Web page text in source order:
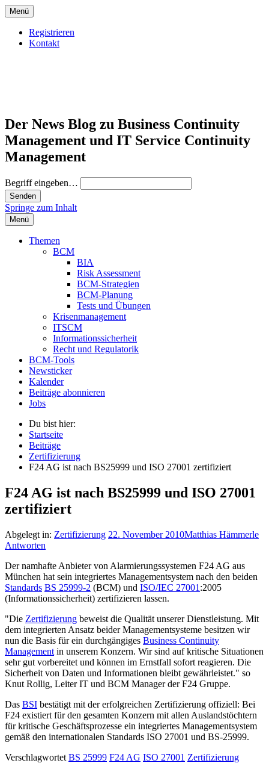
Menü
Registrieren
Kontakt
Der News Blog zu Business Continuity
Management und IT Service Continuity
Management
Begriff eingeben…
Springe zum Inhalt
Menü
Themen
BCM
BIA
Risk Assessment
BCM-Strategien
BCM-Planung
Tests und Übungen
Krisenmanagement
ITSCM
Informationssicherheit
Recht und Regulatorik
BCM-Tools
Newsticker
Kalender
Beiträge abonnieren
Jobs
Du bist hier:
Startseite
Beiträge
Zertifizierung
F24 AG ist nach BS25999 und ISO 27001 zertifiziert
F24 AG ist nach BS25999 und ISO 27001
zertifiziert
Abgelegt in: Zertifizierung 22. November 2010Matthias Hämmerle
Antworten
Der namhafte Anbieter von Alarmierungssystemen F24 AG aus
München hat sein integriertes Managementsystem nach den beiden
Standards BS 25999-2 (BCM) und ISO/IEC 27001 :2005
(Informationssicherheit) zertifizieren lassen.
"Die Zertifizierung beweist die Qualität unserer Dienstleistung. Mit
dem integrierten Ansatz beider Managementsysteme besitzen wir
nun die Basis für ein durchgängiges Business Continuity
Management in unserem Konzern. Wir sind auf kritische Situationen
sehr gut vorbereitet und können im Ernstfall sofort reagieren. Die
Sicherheit von Daten und Informationen bleibt gewährleistet." so
Knut Rollig, Leiter IT und BCM Manager der F24 Gruppe.
Das BSI bestätigt mit der erfolgreichen Zertifizierung offiziell: Bei
F24 existiert für den gesamten Konzern mit allen Auslandstöchtern
für kritische Geschäftsprozesse ein integriertes Managementsystem
gemäß den internationalen Standards ISO 27001 und BS-25999.
Verschlagwortet BS 25999 F24 AG ISO 27001 Zertifizierung